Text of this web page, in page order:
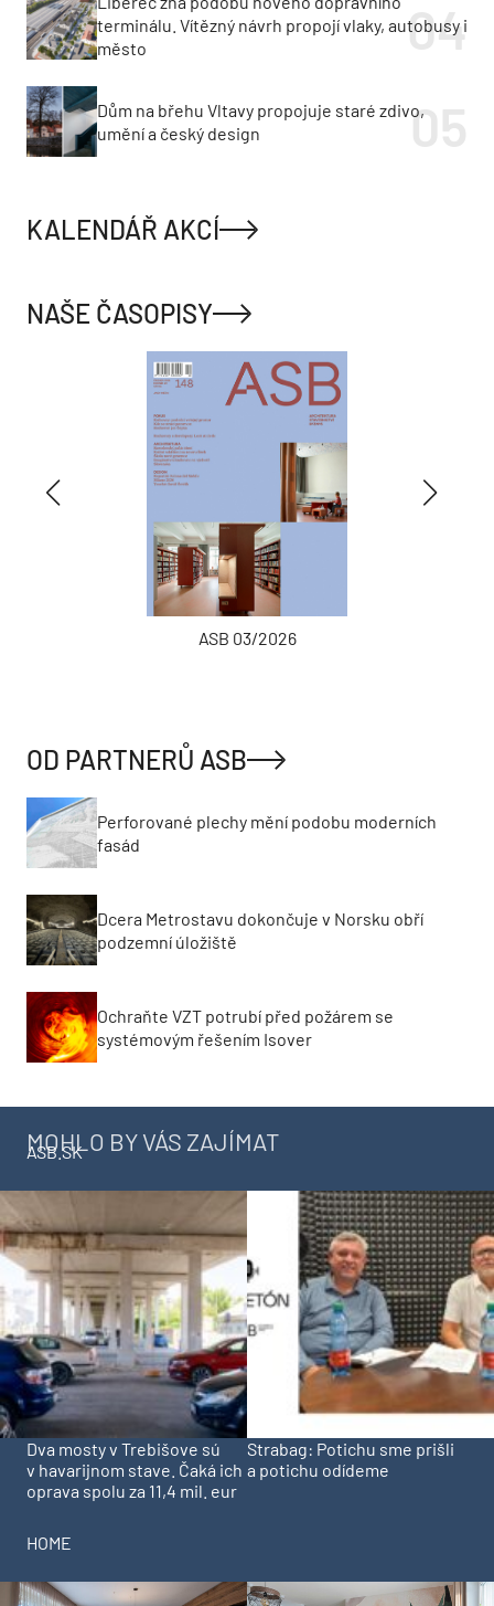
terminálu. Vítězný návrh propojí vlaky, autobusy i
město
Dům na břehu Vltavy propojuje staré zdivo,
umění a český design
KALENDÁŘ AKCÍ
NAŠE ČASOPISY
ASB 03/2026
OD PARTNERŮ ASB
Perforované plechy mění podobu moderních
fasád
Dcera Metrostavu dokončuje v Norsku obří
podzemní úložiště
Ochraňte VZT potrubí před požárem se
systémovým řešením Isover
MOHLO BY VÁS ZAJÍMAT
ASB.SK
Dva mosty v Trebišove sú
v havarijnom stave. Čaká ich
oprava spolu za 11,4 mil. eur
Strabag: Potichu sme prišli
a potichu odídeme
HOME